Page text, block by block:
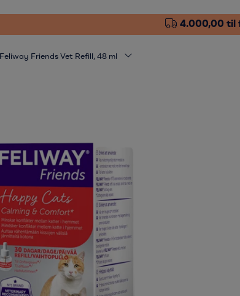
4.000,00 til
Feliway Friends Vet Refill, 48 ml